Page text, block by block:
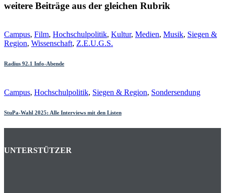
weitere Beiträge aus der gleichen Rubrik
Campus, Film, Hochschulpolitik, Kultur, Medien, Musik, Siegen &
Region, Wissenschaft, Z.E.U.G.S.
Radius 92.1 Info-Abende
Campus, Hochschulpolitik, Siegen & Region, Sondersendung
StuPa-Wahl 2025: Alle Interviews mit den Listen
UNTERSTÜTZER